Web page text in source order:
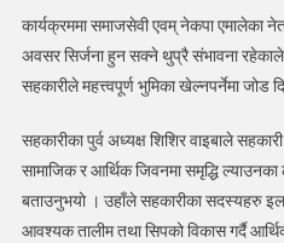
कार्यक्रममा समाजसेवी एवम् नेकपा एमालेका
अवसर सिर्जना हुन सक्ने थुप्रै संभावना रहेकाले
सहकारीले महत्त्वपूर्ण भुमिका खेल्नपर्नेमा जोड
सहकारीका पुर्व अध्यक्ष शिशिर वाइबाले
सामाजिक र आर्थिक जिवनमा समृद्धि ल्याउनका
बताउनुभयो । उहाँले सहकारीका सदस्यहरु
आवश्यक तालीम तथा सिपको विकास गर्दै